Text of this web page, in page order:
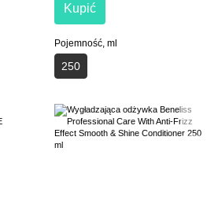
Kupić
Pojemność, ml
250